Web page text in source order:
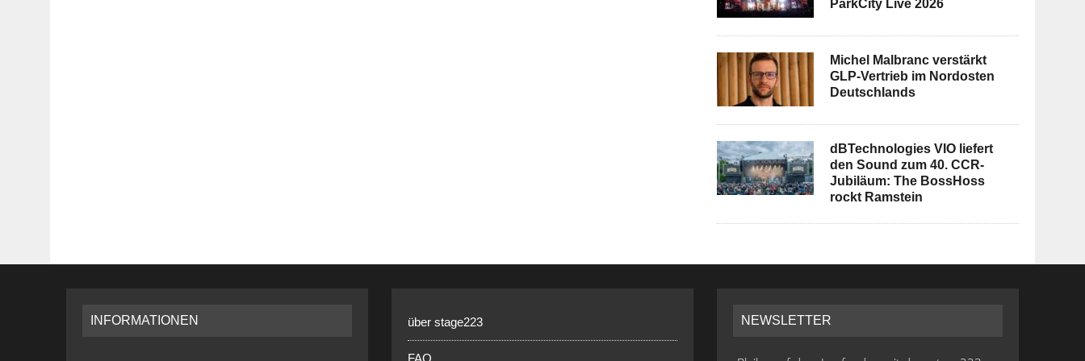
ParkCity Live 2026
Michel Malbranc verstärkt
GLP-Vertrieb im Nordosten
Deutschlands
dBTechnologies VIO liefert
den Sound zum 40. CCR-
Jubiläum: The BossHoss
rockt Ramstein
INFORMATIONEN über stage223 NEWSLETTER